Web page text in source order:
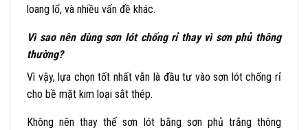
loang lổ, và nhiều vấn đề khác.
Vì sao nên dùng sơn lót chống rỉ thay vì sơn phủ thông
thường?
Vì vậy, lựa chọn tốt nhất vẫn là đầu tư vào sơn lót chống rỉ
cho bề mặt kim loại sắt thép.
Không nên thay thế sơn lót bằng sơn phủ trắng thông